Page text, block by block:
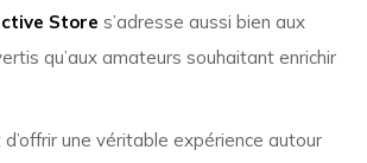
Store s’adresse aussi bien aux
qu’aux amateurs souhaitant enrichir
une véritable expérience autour